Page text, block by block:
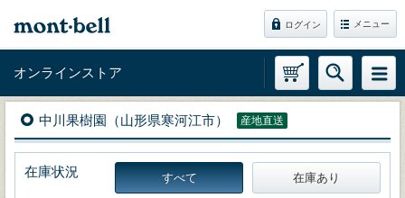
ログイン メニュー
オンラインストア
中川果樹園（山形県寒河江市） 産地直送
在庫状況 すべて 在庫あり